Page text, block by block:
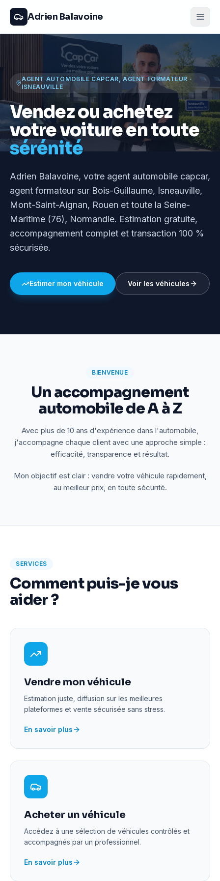
Adrien Balavoine
AGENT AUTOMOBILE CAPCAR, AGENT FORMATEUR ·
ISNEAUVILLE
Vendez ou achetez
votre voiture en toute
sérénité
Adrien Balavoine, votre agent automobile capcar,
agent formateur sur Bois-Guillaume, Isneauville,
Mont-Saint-Aignan, Rouen et toute la Seine-
Maritime (76), Normandie. Estimation gratuite,
accompagnement complet et transaction 100 %
sécurisée.
Estimer mon véhicule Voir les véhicules
BIENVENUE
Un accompagnement
automobile de A à Z
Avec plus de 10 ans d'expérience dans l'automobile,
j'accompagne chaque client avec une approche simple :
efficacité, transparence et résultat.
Mon objectif est clair : vendre votre véhicule rapidement,
au meilleur prix, en toute sécurité.
SERVICES
Comment puis-je vous
aider ?
Vendre mon véhicule
Estimation juste, diffusion sur les meilleures
plateformes et vente sécurisée sans stress.
En savoir plus
Acheter un véhicule
Accédez à une sélection de véhicules contrôlés et
accompagnés par un professionnel.
En savoir plus